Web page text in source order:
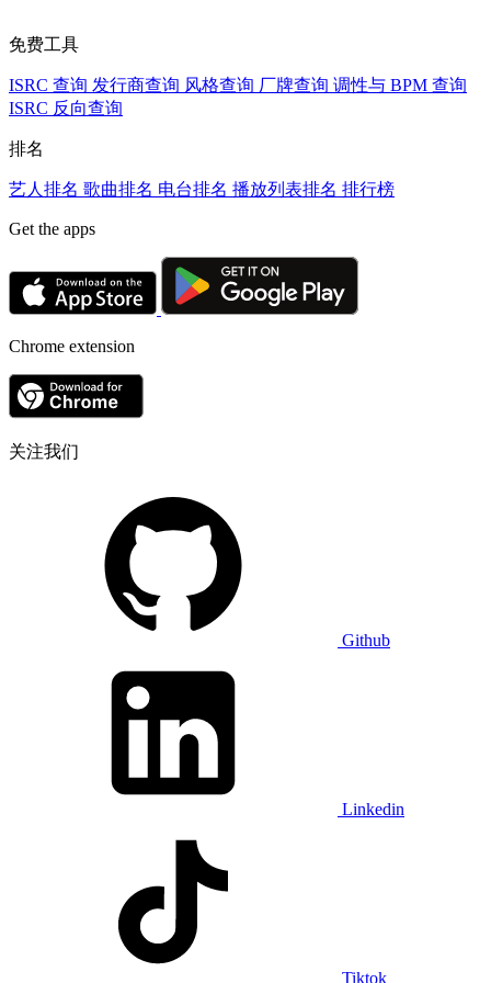
免费工具
ISRC 查询 发行商查询 风格查询 厂牌查询 调性与 BPM 查询
ISRC 反向查询
排名
艺人排名 歌曲排名 电台排名 播放列表排名 排行榜
Get the apps
Chrome extension
关注我们
Github
Linkedin
Tiktok